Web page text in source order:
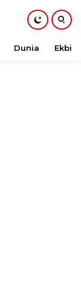
Dunia Ekbis